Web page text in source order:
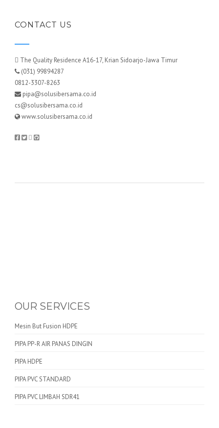
CONTACT US
The Quality Residence A16-17, Krian Sidoarjo-Jawa Timur
(031) 99894287
0812-3307-8263
pipa@solusibersama.co.id
cs@solusibersama.co.id
www.solusibersama.co.id
OUR SERVICES
Mesin But Fusion HDPE
PIPA PP-R AIR PANAS DINGIN
PIPA HDPE
PIPA PVC STANDARD
PIPA PVC LIMBAH SDR41